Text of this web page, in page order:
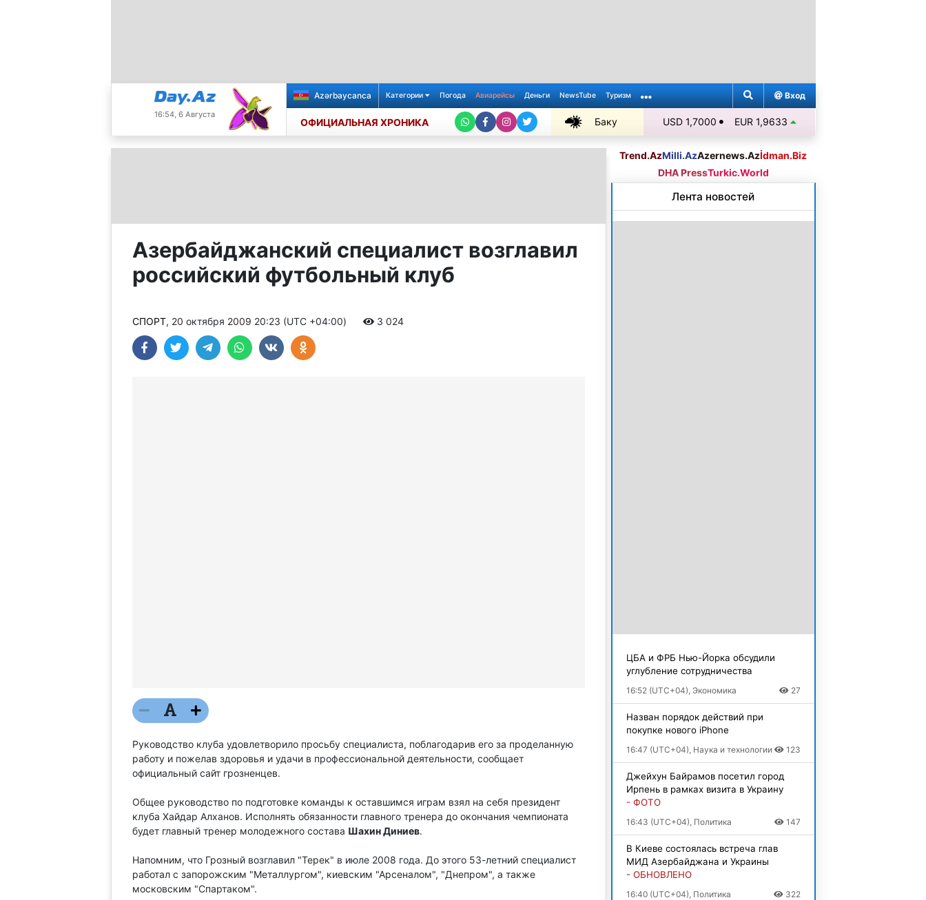
16:54, 6 Августа
Azərbaycanca Категории Погода Авиарейсы Деньги NewsTube Туризм Вход
ОФИЦИАЛЬНАЯ ХРОНИКА Баку
+29℃
USD 1,7000 EUR 1,9633
Азербайджанский специалист возглавил
российский футбольный клуб
СПОРТ, 20 октября 2009 20:23 (UTC +04:00) 3 024
Руководство клуба удовлетворило просьбу специалиста, поблагодарив его за проделанную
работу и пожелав здоровья и удачи в профессиональной деятельности, сообщает
официальный сайт грозненцев.
Общее руководство по подготовке команды к оставшимся играм взял на себя президент
клуба Хайдар Алханов. Исполнять обязанности главного тренера до окончания чемпионата
будет главный тренер молодежного состава Шахин Диниев.
Напомним, что Грозный возглавил "Терек" в июле 2008 года. До этого 53-летний специалист
работал с запорожским "Металлургом", киевским "Арсеналом", "Днепром", а также
московским "Спартаком".
Trend.AzMilli.AzAzernews.Azİdman.Biz
DHA PressTurkic.World
Лента новостей
ЦБА и ФРБ Нью-Йорка обсудили
углубление сотрудничества
16:52 (UTC+04), Экономика 27
Назван порядок действий при
покупке нового iPhone
16:47 (UTC+04), Наука и технологии 123
Джейхун Байрамов посетил город
Ирпень в рамках визита в Украину
- ФОТО
16:43 (UTC+04), Политика 147
В Киеве состоялась встреча глав
МИД Азербайджана и Украины
- ОБНОВЛЕНО
16:40 (UTC+04), Политика 322